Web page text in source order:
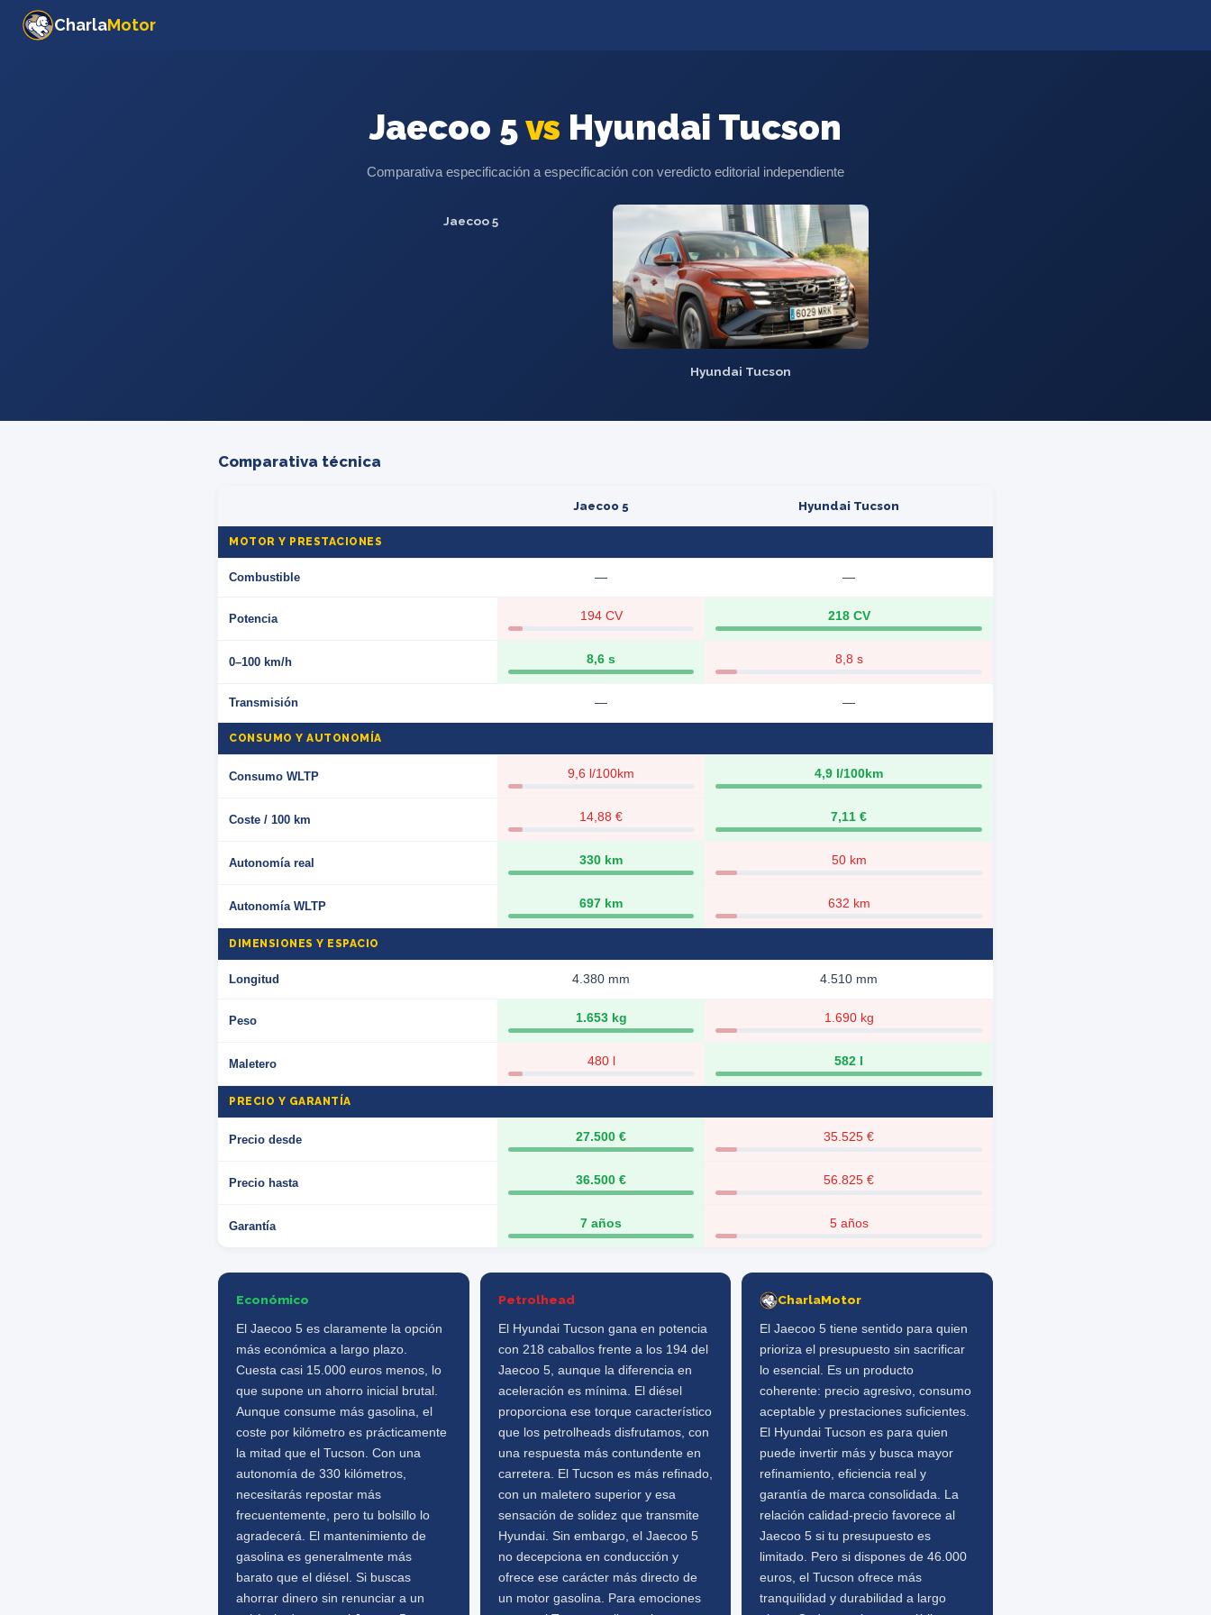
CharlaMotor
Jaecoo 5vs Hyundai Tucson
Comparativa especificación a especificación con veredicto editorial independiente
Jaecoo 5
Hyundai Tucson
Comparativa técnica
Jaecoo 5 Hyundai Tucson
MOTOR Y PRESTACIONES
Combustible — —
Potencia 194 CV 218 CV
0–100 km/h 8,6 s 8,8 s
Transmisión — —
CONSUMO Y AUTONOMÍA
Consumo WLTP 9,6 l/100km 4,9 l/100km
Coste / 100 km 14,88 € 7,11 €
Autonomía real 330 km 50 km
Autonomía WLTP 697 km 632 km
DIMENSIONES Y ESPACIO
Longitud 4.380 mm 4.510 mm
Peso 1.653 kg 1.690 kg
Maletero 480 l 582 l
PRECIO Y GARANTÍA
Precio desde 27.500 € 35.525 €
Precio hasta 36.500 € 56.825 €
Garantía 7 años 5 años
Económico
El Jaecoo 5 es claramente la opción
más económica a largo plazo.
Cuesta casi 15.000 euros menos, lo
que supone un ahorro inicial brutal.
Aunque consume más gasolina, el
coste por kilómetro es prácticamente
la mitad que el Tucson. Con una
autonomía de 330 kilómetros,
necesitarás repostar más
frecuentemente, pero tu bolsillo lo
agradecerá. El mantenimiento de
gasolina es generalmente más
barato que el diésel. Si buscas
ahorrar dinero sin renunciar a un
Petrolhead
El Hyundai Tucson gana en potencia
con 218 caballos frente a los 194 del
Jaecoo 5, aunque la diferencia en
aceleración es mínima. El diésel
proporciona ese torque característico
que los petrolheads disfrutamos, con
una respuesta más contundente en
carretera. El Tucson es más refinado,
con un maletero superior y esa
sensación de solidez que transmite
Hyundai. Sin embargo, el Jaecoo 5
no decepciona en conducción y
ofrece ese carácter más directo de
un motor gasolina. Para emociones
CharlaMotor
El Jaecoo 5 tiene sentido para quien
prioriza el presupuesto sin sacrificar
lo esencial. Es un producto
coherente: precio agresivo, consumo
aceptable y prestaciones suficientes.
El Hyundai Tucson es para quien
puede invertir más y busca mayor
refinamiento, eficiencia real y
garantía de marca consolidada. La
relación calidad-precio favorece al
Jaecoo 5 si tu presupuesto es
limitado. Pero si dispones de 46.000
euros, el Tucson ofrece más
tranquilidad y durabilidad a largo